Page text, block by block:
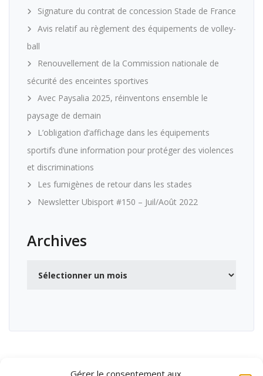
Gérer le consentement aux
Signature du contrat de concession Stade de France
Avis relatif au règlement des équipements de volley-
ball
Renouvellement de la Commission nationale de
sécurité des enceintes sportives
Avec Paysalia 2025, réinventons ensemble le
paysage de demain
L’obligation d’affichage dans les équipements
sportifs d’une information pour protéger des violences
et discriminations
Les fumigènes de retour dans les stades
Newsletter Ubisport #150 – Juil/Août 2022
Archives